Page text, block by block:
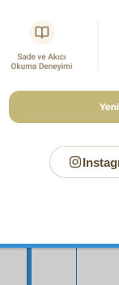
Tercümesi
Son Parçadır